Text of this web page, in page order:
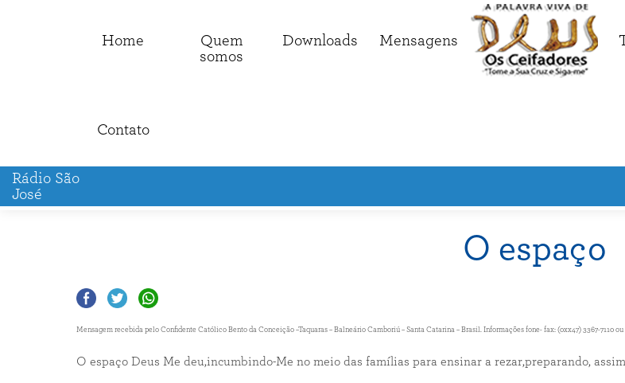
Home
Quem
somos
Downloads Mensagens
Contato
Rádio São
José
O espaço
Mensagem recebida pelo Confidente Católico Bento da Conceição –Taquaras – Balneário Camboriú – Santa Catarina – Brasil. Informações fone- fax: (0xx47) 3367-7110
O espaço Deus Me deu,incumbindo-Me no meio das famílias para ensinar a rezar,preparando,